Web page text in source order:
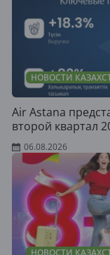
НОВОСТИ
Air Astana
второй квартал
06.08.2026